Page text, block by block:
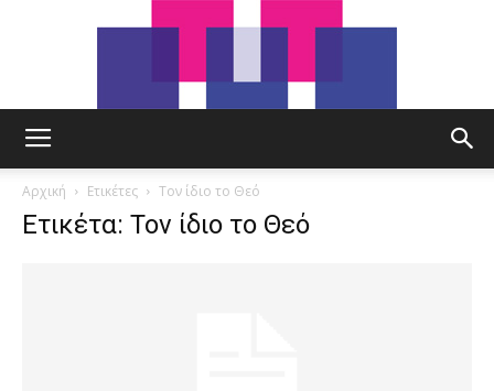
Αρχική Ετικέτες Τον ίδιο το Θεό
Ετικέτα: Τον ίδιο το Θεό